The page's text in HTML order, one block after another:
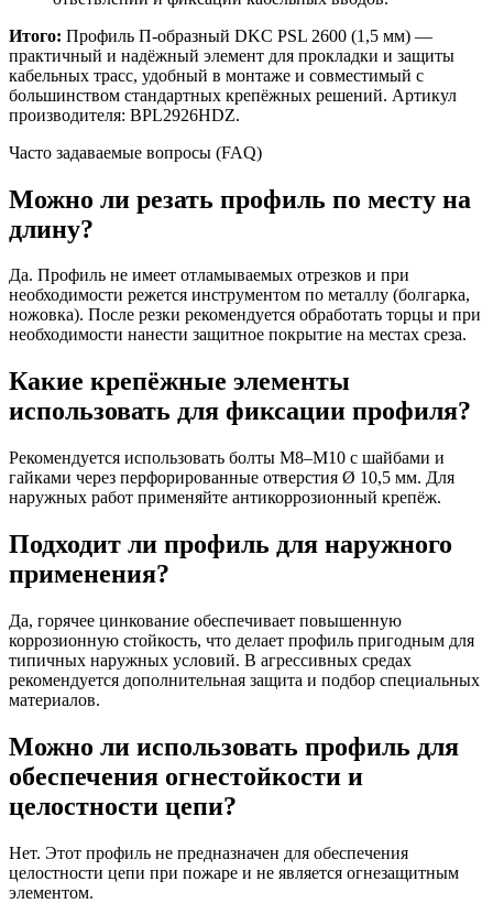
Итого: Профиль П-образный DKC PSL 2600 (1,5 мм) —
практичный и надёжный элемент для прокладки и защиты
кабельных трасс, удобный в монтаже и совместимый с
большинством стандартных крепёжных решений. Артикул
производителя: BPL2926HDZ.
Часто задаваемые вопросы (FAQ)
Можно ли резать профиль по месту на
длину?
Да. Профиль не имеет отламываемых отрезков и при
необходимости режется инструментом по металлу (болгарка,
ножовка). После резки рекомендуется обработать торцы и при
необходимости нанести защитное покрытие на местах среза.
Какие крепёжные элементы
использовать для фиксации профиля?
Рекомендуется использовать болты М8–М10 с шайбами и
гайками через перфорированные отверстия Ø 10,5 мм. Для
наружных работ применяйте антикоррозионный крепёж.
Подходит ли профиль для наружного
применения?
Да, горячее цинкование обеспечивает повышенную
коррозионную стойкость, что делает профиль пригодным для
типичных наружных условий. В агрессивных средах
рекомендуется дополнительная защита и подбор специальных
материалов.
Можно ли использовать профиль для
обеспечения огнестойкости и
целостности цепи?
Нет. Этот профиль не предназначен для обеспечения
целостности цепи при пожаре и не является огнезащитным
элементом.